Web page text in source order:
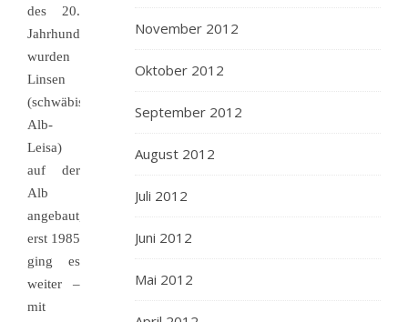
des 20.
Jahrhunderts
wurden
Linsen
(schwäbisch:
Alb-
Leisa)
auf der
Alb
angebaut,
erst 1985
ging es
weiter –
mit
November 2012
Oktober 2012
September 2012
August 2012
Juli 2012
Juni 2012
Mai 2012